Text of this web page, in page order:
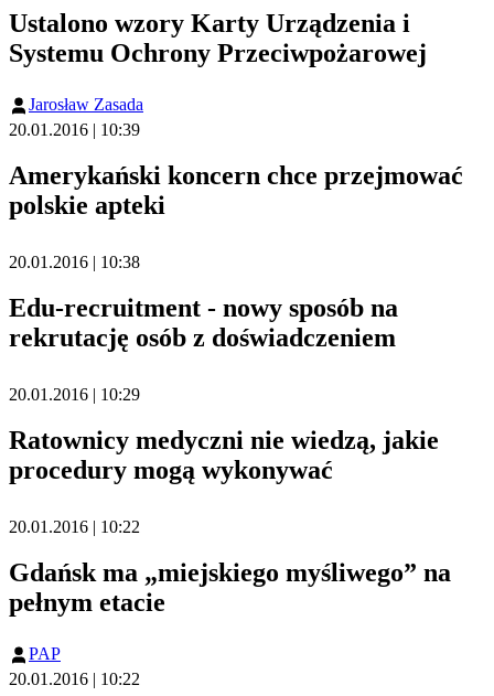
Ustalono wzory Karty Urządzenia i
Systemu Ochrony Przeciwpożarowej
Jarosław Zasada
20.01.2016 | 10:39
Amerykański koncern chce przejmować
polskie apteki
20.01.2016 | 10:38
Edu-recruitment - nowy sposób na
rekrutację osób z doświadczeniem
20.01.2016 | 10:29
Ratownicy medyczni nie wiedzą, jakie
procedury mogą wykonywać
20.01.2016 | 10:22
Gdańsk ma „miejskiego myśliwego” na
pełnym etacie
PAP
20.01.2016 | 10:22